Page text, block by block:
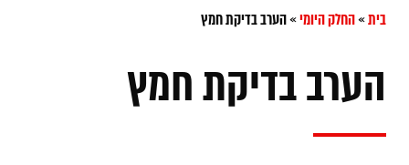
בית»החלק היומי»הערב בדיקת חמץ
הערב בדיקת חמץ